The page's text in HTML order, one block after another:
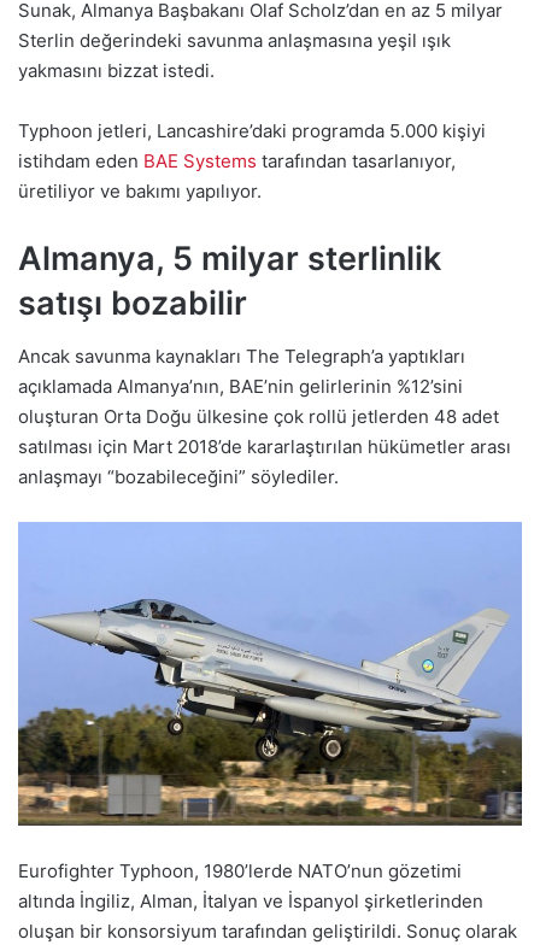
Sunak, Almanya Başbakanı Olaf Scholz’dan en az 5 milyar
Sterlin değerindeki savunma anlaşmasına yeşil ışık
yakmasını bizzat istedi.
Typhoon jetleri, Lancashire’daki programda 5.000 kişiyi
istihdam eden BAE Systems tarafından tasarlanıyor,
üretiliyor ve bakımı yapılıyor.
Almanya, 5 milyar sterlinlik
satışı bozabilir
Ancak savunma kaynakları The Telegraph’a yaptıkları
açıklamada Almanya’nın, BAE’nin gelirlerinin %12’sini
oluşturan Orta Doğu ülkesine çok rollü jetlerden 48 adet
satılması için Mart 2018’de kararlaştırılan hükümetler arası
anlaşmayı “bozabileceğini” söylediler.
Eurofighter Typhoon, 1980’lerde NATO’nun gözetimi
altında İngiliz, Alman, İtalyan ve İspanyol şirketlerinden
oluşan bir konsorsiyum tarafından geliştirildi. Sonuç olarak